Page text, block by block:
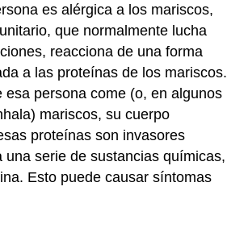
es alérgica a los mariscos,
que normalmente lucha
reacciona de una forma
a las proteínas de los mariscos.
esa persona come (o, en algunos
mariscos, su cuerpo
proteínas son invasores
una serie de sustancias químicas,
Esto puede causar síntomas